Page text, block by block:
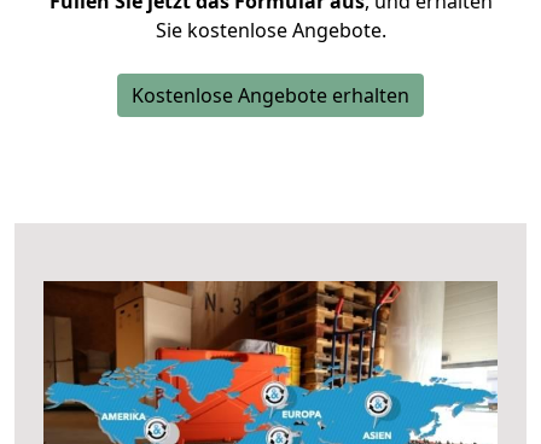
Sie kostenlose Angebote.
Kostenlose Angebote erhalten